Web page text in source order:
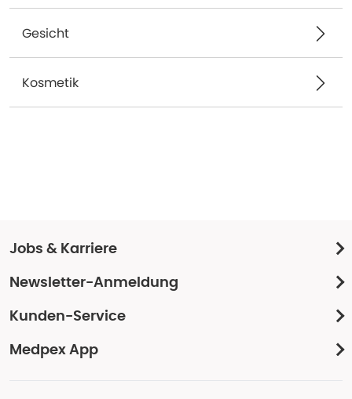
Gesicht
Kosmetik
Jobs & Karriere
Newsletter-Anmeldung
Kunden-Service
Medpex App